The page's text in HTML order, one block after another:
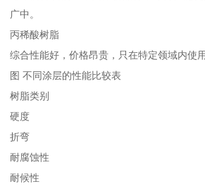
广中。
丙稀酸树脂
综合性能好，价格昂贵，只在特定领域内使
图 不同涂层的性能比较表
树脂类别
硬度
折弯
耐腐蚀性
耐候性